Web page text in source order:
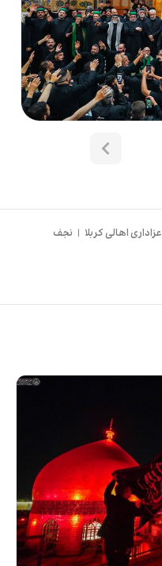
عزاداری اهالی کربلا | نجف